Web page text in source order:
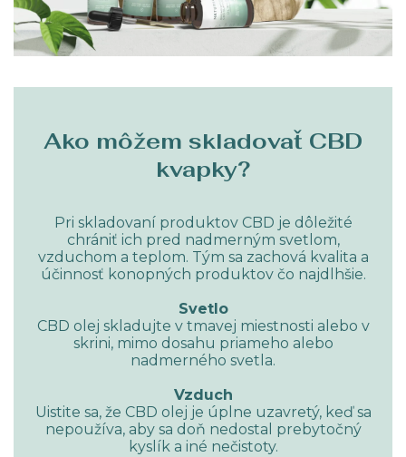
Ako môžem skladovať CBD
kvapky?
Pri skladovaní produktov CBD je dôležité
chrániť ich pred nadmerným svetlom,
vzduchom a teplom. Tým sa zachová kvalita a
účinnosť konopných produktov čo najdlhšie.
Svetlo
CBD olej skladujte v tmavej miestnosti alebo v
skrini, mimo dosahu priameho alebo
nadmerného svetla.
Vzduch
Uistite sa, že CBD olej je úplne uzavretý, keď sa
nepoužíva, aby sa doň nedostal prebytočný
kyslík a iné nečistoty.